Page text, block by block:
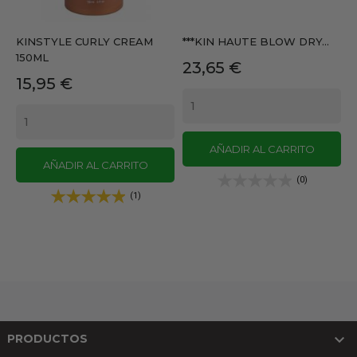
KINSTYLE CURLY CREAM
150ML
Precio
15,95 €
AÑADIR AL CARRITO
(1)
***KIN HAUTE BLOW DRY...
Precio
23,65 €
AÑADIR AL CARRITO
(0)
PRODUCTOS 